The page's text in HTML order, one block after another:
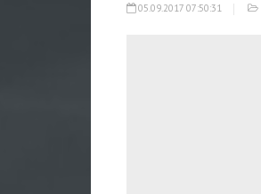
05.09.2017 07:50:31